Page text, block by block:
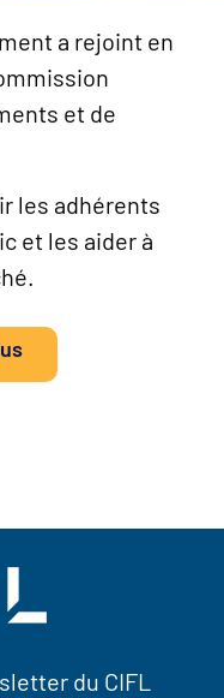
a rejoint en
et de
les adhérents
et les aider à
du CIFL